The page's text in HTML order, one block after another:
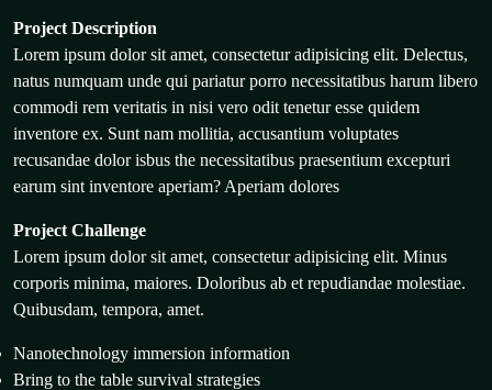
Project Description
Lorem ipsum dolor sit amet, consectetur adipisicing elit. Delectus,
natus numquam unde qui pariatur porro necessitatibus harum libero
commodi rem veritatis in nisi vero odit tenetur esse quidem
inventore ex. Sunt nam mollitia, accusantium voluptates
recusandae dolor isbus the necessitatibus praesentium excepturi
earum sint inventore aperiam? Aperiam dolores
Project Challenge
Lorem ipsum dolor sit amet, consectetur adipisicing elit. Minus
corporis minima, maiores. Doloribus ab et repudiandae molestiae.
Quibusdam, tempora, amet.
Nanotechnology immersion information
Bring to the table survival strategies